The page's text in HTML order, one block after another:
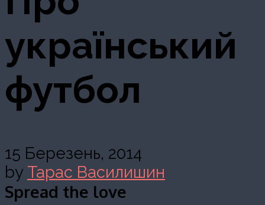
український
футбол
15 Березень, 2014
by Тарас Василишин
Spread the love